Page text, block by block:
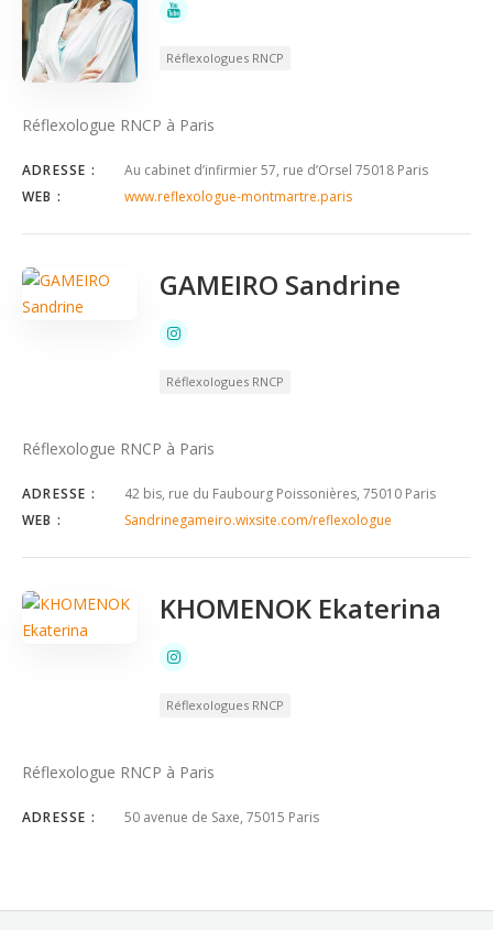
Réflexologues RNCP
Réflexologue RNCP à Paris
ADRESSE :
Au cabinet d’infirmier 57, rue d’Orsel 75018 Paris
WEB :
www.reflexologue-montmartre.paris
GAMEIRO Sandrine
Réflexologues RNCP
Réflexologue RNCP à Paris
ADRESSE :
42 bis, rue du Faubourg Poissonières, 75010 Paris
WEB :
Sandrinegameiro.wixsite.com/reflexologue
KHOMENOK Ekaterina
Réflexologues RNCP
Réflexologue RNCP à Paris
ADRESSE : 50 avenue de Saxe, 75015 Paris